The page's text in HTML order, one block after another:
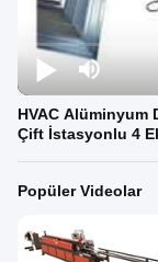
HVAC Alüminyum
Çift İstasyonlu 4
Popüler Videolar